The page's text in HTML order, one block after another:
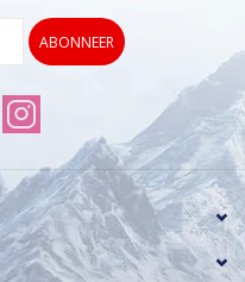
ABONNEER